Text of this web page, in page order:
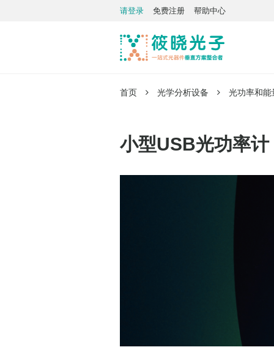
请登录 免费注册 帮助中心
首页 光学分析设备 光功率和能
小型USB光功率计